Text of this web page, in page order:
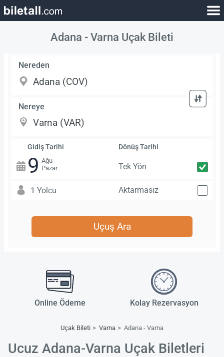
Adana - Varna Uçak Bileti
Nereden
Nereye
Gidiş Tarihi
9 Ağu
Pazar
Dönüş Tarihi
Tek Yön
1 Yolcu Aktarmasız
Uçuş Ara
Online Ödeme Kolay Rezervasyon
Uçak Bileti Varna Adana - Varna
Ucuz Adana-Varna Uçak Biletleri